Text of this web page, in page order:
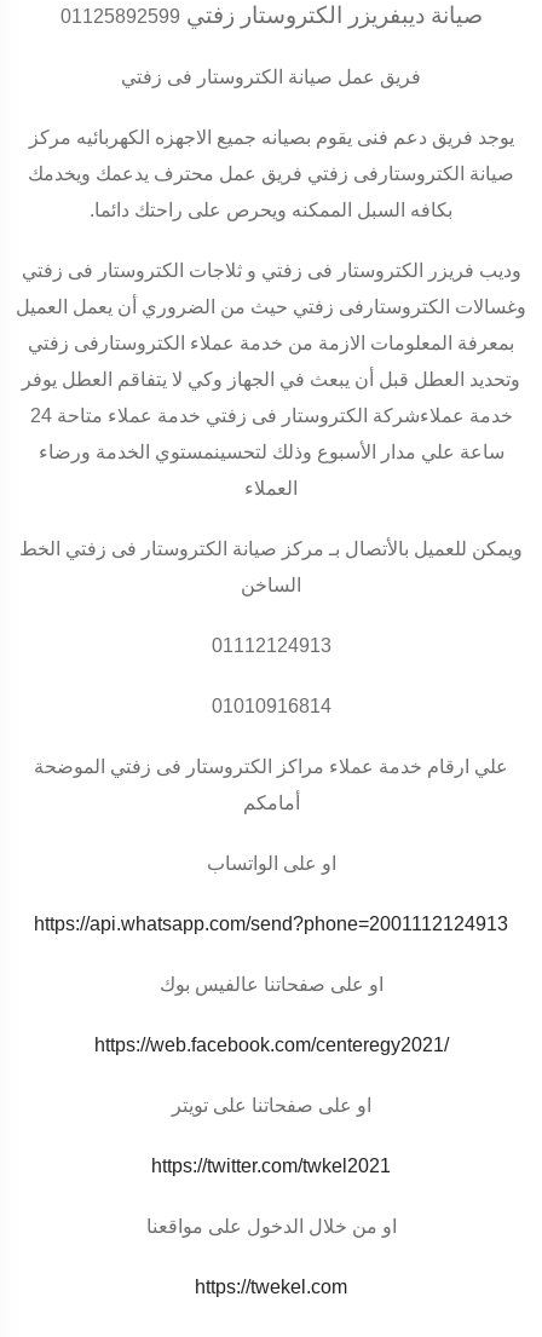
صيانة ديبفريزر الكتروستار زفتي 01125892599
فريق عمل صيانة الكتروستار فى زفتي
يوجد فريق دعم فنى يقوم بصيانه جميع الاجهزه الكهربائيه مركز
صيانة الكتروستارفى زفتي فريق عمل محترف يدعمك ويخدمك
بكافه السبل الممكنه ويحرص على راحتك دائما.
وديب فريزر الكتروستار فى زفتي و ثلاجات الكتروستار فى زفتي
وغسالات الكتروستارفى زفتي حيث من الضروري أن يعمل العميل
بمعرفة المعلومات الازمة من خدمة عملاء الكتروستارفى زفتي
وتحديد العطل قبل أن يبعث في الجهاز وكي لا يتفاقم العطل يوفر
خدمة عملاءشركة الكتروستار فى زفتي خدمة عملاء متاحة 24
ساعة علي مدار الأسبوع وذلك لتحسينمستوي الخدمة ورضاء
العملاء
ويمكن للعميل بالأتصال بـ مركز صيانة الكتروستار فى زفتي الخط
الساخن
01112124913
01010916814
علي ارقام خدمة عملاء مراكز الكتروستار فى زفتي الموضحة
أمامكم
او على الواتساب
https://api.whatsapp.com/send?phone=2001112124913
او على صفحاتنا عالفيس بوك
https://web.facebook.com/centeregy2021/
او على صفحاتنا على تويتر
https://twitter.com/twkel2021
او من خلال الدخول على مواقعنا
https://twekel.com